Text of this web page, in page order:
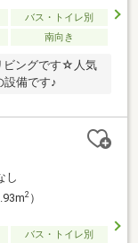
バス・トイレ別
南向き
ビングです☆人気
設備です♪
し
2）
バス・トイレ別